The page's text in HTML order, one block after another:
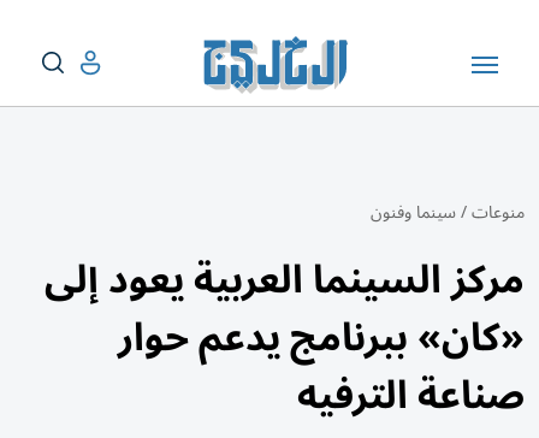
منوعات/سينما وفنون
مركز السينما العربية يعود إلى
«كان» ببرنامج يدعم حوار
صناعة الترفيه